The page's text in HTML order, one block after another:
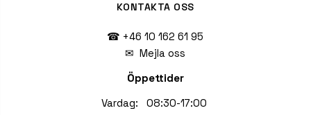
KONTAKTA OSS
☎ +46 10 162 61 95
✉Mejla oss
Öppettider
Vardag: 08:30-17:00